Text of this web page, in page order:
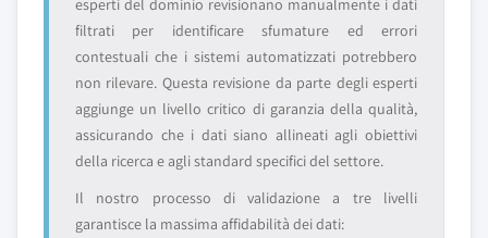
esperti del dominio revisionano manualmente i dati
filtrati per identificare sfumature ed errori
contestuali che i sistemi automatizzati potrebbero
non rilevare. Questa revisione da parte degli esperti
aggiunge un livello critico di garanzia della qualità,
assicurando che i dati siano allineati agli obiettivi
della ricerca e agli standard specifici del settore.
Il nostro processo di validazione a tre livelli
garantisce la massima affidabilità dei dati: